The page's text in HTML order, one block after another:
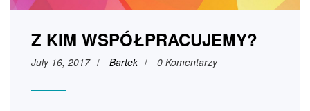
Z KIM WSPÓŁPRACUJEMY?
July 16, 2017 / Bartek / 0 Komentarzy